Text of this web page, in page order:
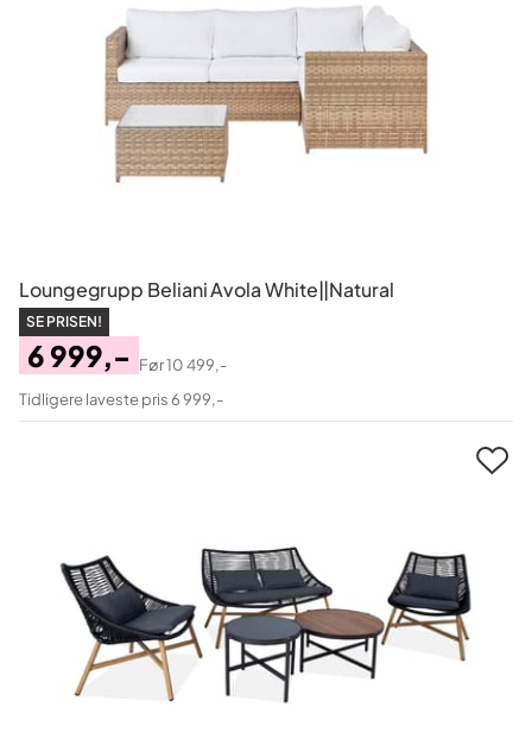
Loungegrupp Beliani Avola White||Natural
SE PRISEN!
Pris
6 999,-
Original
Pris
Før10 499,-
Tidligere laveste pris 6 999,-